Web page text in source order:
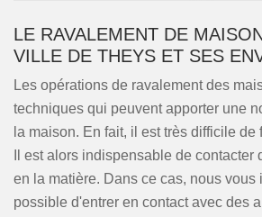
LE RAVALEMENT DE
VILLE DE THEYS ET SES
Les opérations de ravalement des
techniques qui peuvent apporter une
la maison. En fait, il est très difficile de
Il est alors indispensable de contacter
en la matière. Dans ce cas, nous vous
possible d'entrer en contact avec des